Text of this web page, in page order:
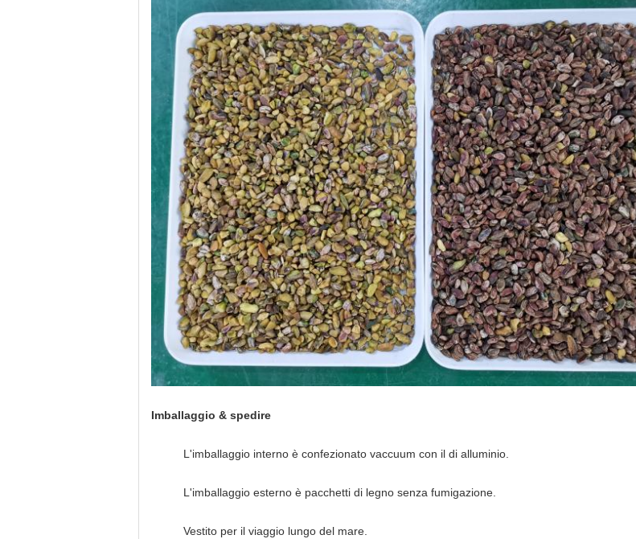
Imballaggio & spedire
L'imballaggio interno è confezionato vaccuum con il di alluminio.
L'imballaggio esterno è pacchetti di legno senza fumigazione.
Vestito per il viaggio lungo del mare.